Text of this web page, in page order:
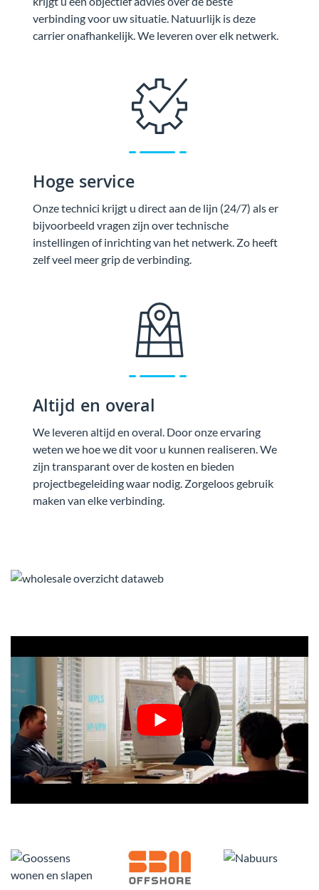
verbinding voor uw situatie. Natuurlijk is deze
carrier onafhankelijk. We leveren over elk netwerk.
Hoge service
Onze technici krijgt u direct aan de lijn (24/7) als er
bijvoorbeeld vragen zijn over technische
instellingen of inrichting van het netwerk. Zo heeft
zelf veel meer grip de verbinding.
Altijd en overal
We leveren altijd en overal. Door onze ervaring
weten we hoe we dit voor u kunnen realiseren. We
zijn transparant over de kosten en bieden
projectbegeleiding waar nodig. Zorgeloos gebruik
maken van elke verbinding.